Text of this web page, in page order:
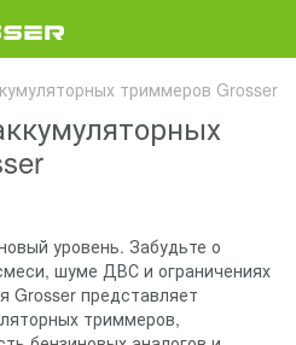
триммеров Grosser
уровень. Забудьте о
шуме ДВС и ограничениях
Grosser представляет
триммеров,